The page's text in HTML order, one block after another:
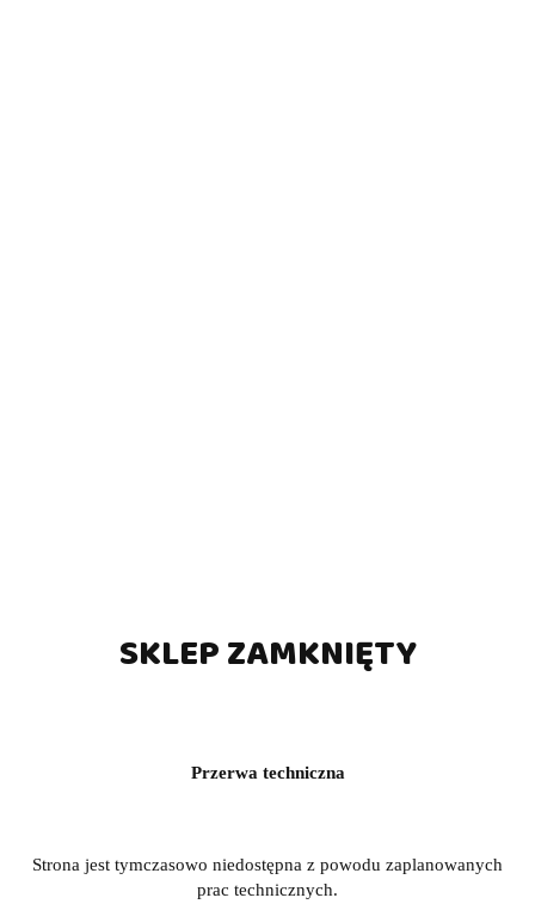
SKLEP ZAMKNIĘTY
Przerwa techniczna
Strona jest tymczasowo niedostępna z powodu zaplanowanych
prac technicznych.